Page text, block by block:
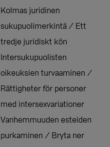
Kolmas juridinen
sukupuolimerkintä / Ett
tredje juridiskt kön
Intersukupuolisten
oikeuksien turvaaminen /
Rättigheter för personer
med intersexvariationer
Vanhemmuuden esteiden
purkaminen / Bryta ner